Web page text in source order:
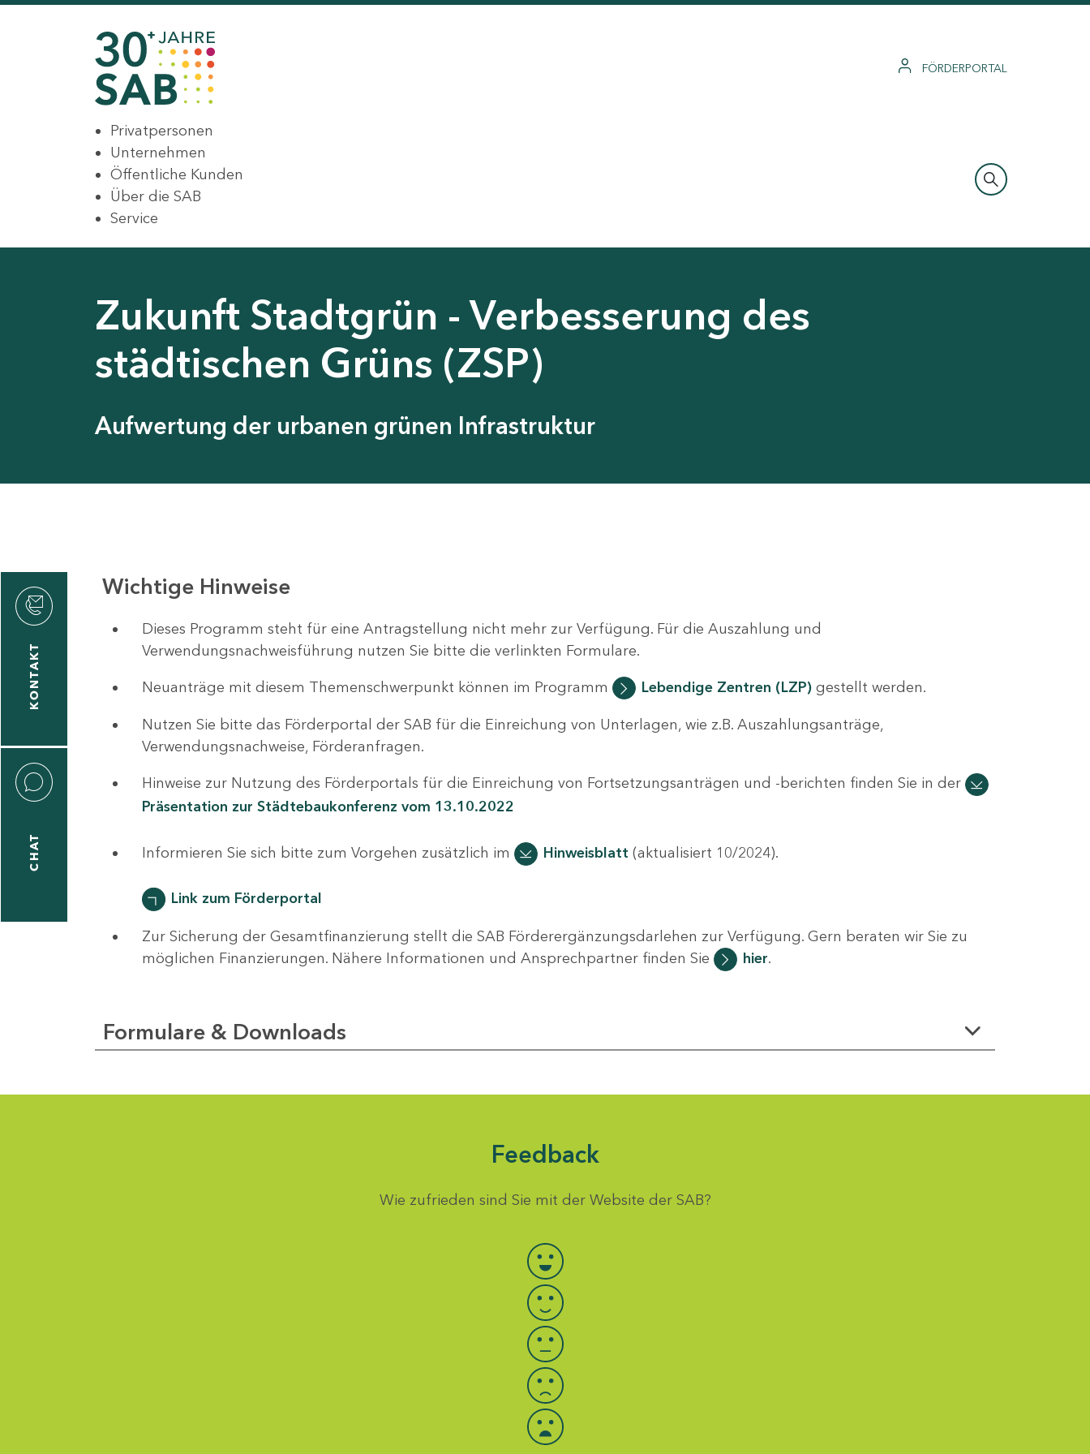
FÖRDERPORTAL
Privatpersonen
Unternehmen
Öffentliche Kunden
Über die SAB
Service
Zukunft Stadtgrün - Verbesserung des
städtischen Grüns (ZSP)
Aufwertung der urbanen grünen Infrastruktur
KONTAKT
CHAT
Wichtige Hinweise
Dieses Programm steht für eine Antragstellung nicht mehr zur Verfügung. Für die Auszahlung und
Verwendungsnachweisführung nutzen Sie bitte die verlinkten Formulare.
Neuanträge mit diesem Themenschwerpunkt können im Programm Lebendige Zentren (LZP)gestellt werden.
Nutzen Sie bitte das Förderportal der SAB für die Einreichung von Unterlagen, wie z.B. Auszahlungsanträge,
Verwendungsnachweise, Förderanfragen.
Hinweise zur Nutzung des Förderportals für die Einreichung von Fortsetzungsanträgen und -berichten finden Sie in der
Präsentation zur Städtebaukonferenz vom 13.10.2022
Informieren Sie sich bitte zum Vorgehen zusätzlich im Hinweisblatt (aktualisiert 10/2024).
Link zum Förderportal
Zur Sicherung der Gesamtfinanzierung stellt die SAB Förderergänzungsdarlehen zur Verfügung. Gern beraten wir Sie zu
möglichen Finanzierungen. Nähere Informationen und Ansprechpartner finden Sie
hier.
Formulare & Downloads
Feedback
Wie zufrieden sind Sie mit der Website der SAB?
Bewertung auswählen